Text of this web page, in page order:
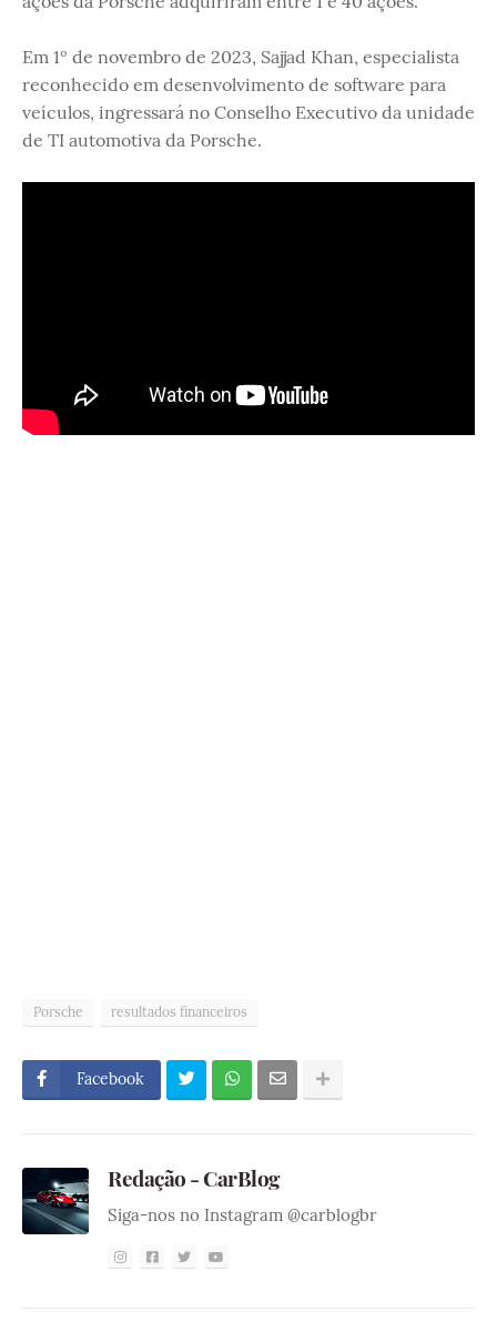
Em 1º de novembro de 2023, Sajjad Khan, especialista
reconhecido em desenvolvimento de software para
veículos, ingressará no Conselho Executivo da unidade
de TI automotiva da Porsche.
Porsche resultados financeiros
Facebook
Redação - CarBlog
Siga-nos no Instagram @carblogbr